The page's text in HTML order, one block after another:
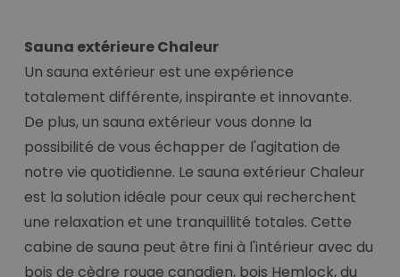
Sauna extérieure Chaleur
Un sauna extérieur est une expérience
totalement différente, inspirante et innovante.
De plus, un sauna extérieur vous donne la
possibilité de vous échapper de l'agitation de
notre vie quotidienne. Le sauna extérieur Chaleur
est la solution idéale pour ceux qui recherchent
une relaxation et une tranquillité totales. Cette
cabine de sauna peut être fini à l'intérieur avec du
bois de cèdre rouge canadien, bois Hemlock, du